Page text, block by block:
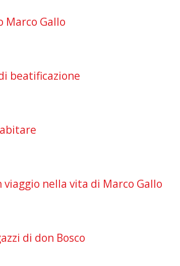
Marco Gallo
beatificazione
viaggio nella vita di Marco Gallo
di don Bosco